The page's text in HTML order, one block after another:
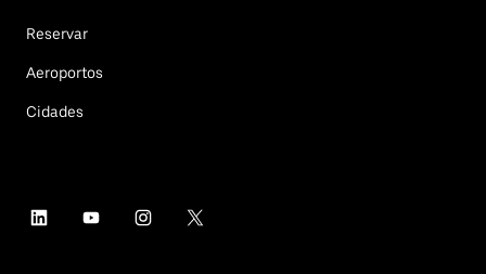
Reservar
Aeroportos
Cidades